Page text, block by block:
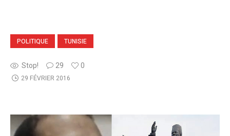
POLITIQUE TUNISIE
Stop! 29 0
29 FÉVRIER 2016